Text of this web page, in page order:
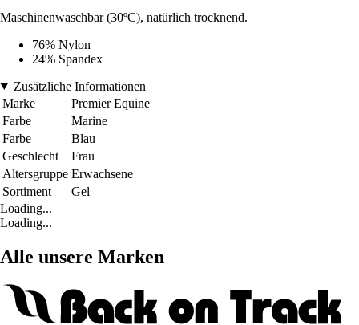
Maschinenwaschbar (30ºC), natürlich trocknend.
76% Nylon
24% Spandex
Zusätzliche Informationen
Marke
Premier Equine
Farbe
Marine
Farbe
Blau
Geschlecht
Frau
Altersgruppe Erwachsene
Sortiment
Gel
Loading...
Loading...
Alle unsere Marken